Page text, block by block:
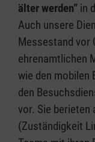
älter werden” in
Auch unsere
Messestand vor
ehrenamtlichen
wie den mobilen
den
vor. Sie berieten
(Zuständigkeit